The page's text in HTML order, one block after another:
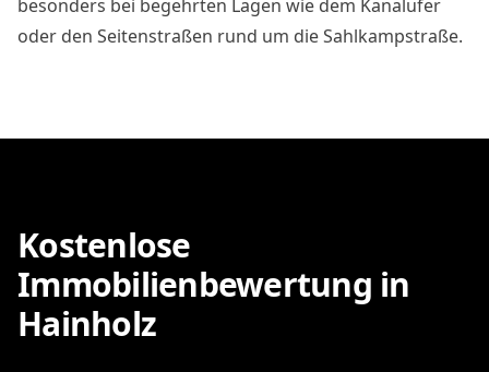
besonders bei begehrten Lagen wie dem Kanalufer
oder den Seitenstraßen rund um die Sahlkampstraße.
Kostenlose
Immobilienbewertung in
Hainholz